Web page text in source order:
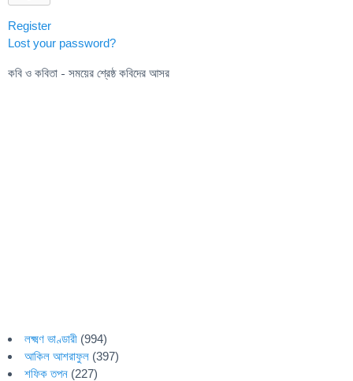
Register
Lost your password?
কবি ও কবিতা - সময়ের শ্রেষ্ঠ কবিদের আসর
লক্ষ্মণ ভাণ্ডারী (994)
আকিল আশরাফুল (397)
শফিক তপন (227)